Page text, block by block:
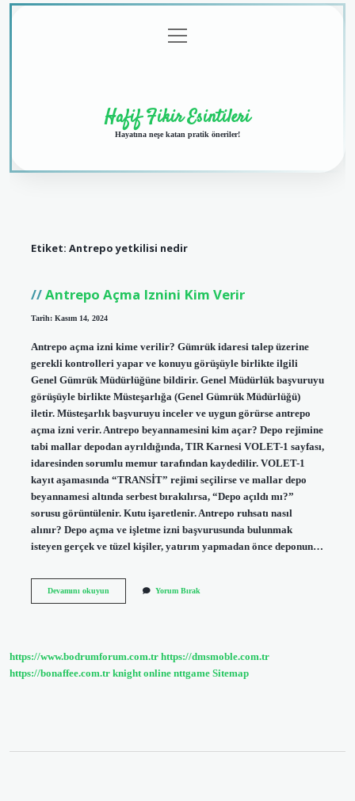
menüyü
aç
Hafif Fikir Esintileri
Hayatına neşe katan pratik öneriler!
Etiket: Antrepo yetkilisi nedir
Antrepo Açma Iznini Kim Verir
Tarih: Kasım 14, 2024
Antrepo açma izni kime verilir? Gümrük idaresi talep üzerine
gerekli kontrolleri yapar ve konuyu görüşüyle ​​birlikte ilgili
Genel Gümrük Müdürlüğüne bildirir. Genel Müdürlük başvuruyu
görüşüyle ​​birlikte Müsteşarlığa (Genel Gümrük Müdürlüğü)
iletir. Müsteşarlık başvuruyu inceler ve uygun görürse antrepo
açma izni verir. Antrepo beyannamesini kim açar? Depo rejimine
tabi mallar depodan ayrıldığında, TIR Karnesi VOLET-1 sayfası,
idaresinden sorumlu memur tarafından kaydedilir. VOLET-1
kayıt aşamasında “TRANSİT” rejimi seçilirse ve mallar depo
beyannamesi altında serbest bırakılırsa, “Depo açıldı mı?”
sorusu görüntülenir. Kutu işaretlenir. Antrepo ruhsatı nasıl
alınır? Depo açma ve işletme izni başvurusunda bulunmak
isteyen gerçek ve tüzel kişiler, yatırım yapmadan önce deponun…
Devamını okuyunAntrepo
Yorum Bırak
https://www.bodrumforum.com.tr https://dmsmoble.com.tr
https://bonaffee.com.tr knight online nttgame Sitemap